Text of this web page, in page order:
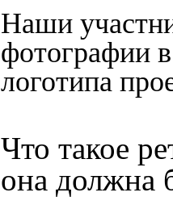
Наши
фотографии
логотипа
Что такое
она должна